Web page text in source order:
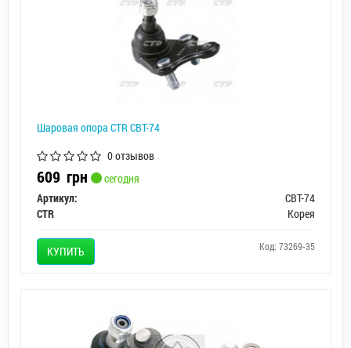
Шаровая опора CTR CBT-74
0 отзывов
609 грн
сегодня
Артикул:
CBT-74
CTR
Корея
КУПИТЬ Код: 73269-35